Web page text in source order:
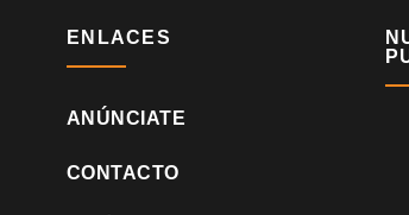
ENLACES
ANÚNCIATE
CONTACTO